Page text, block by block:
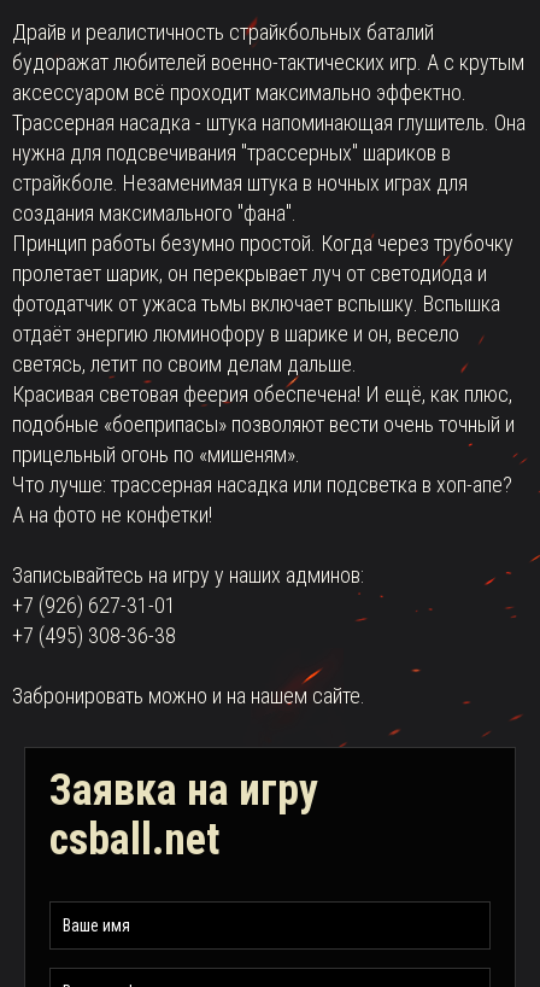
Драйв и реалистичность страйкбольных баталий
будоражат любителей военно-тактических игр. А с крутым
аксессуаром всё проходит максимально эффектно.
Трассерная насадка - штука напоминающая глушитель. Она
нужна для подсвечивания "трассерных" шариков в
страйкболе. Незаменимая штука в ночных играх для
создания максимального "фана".
Принцип работы безумно простой. Когда через трубочку
пролетает шарик, он перекрывает луч от светодиода и
фотодатчик от ужаса тьмы включает вспышку. Вспышка
отдаёт энергию люминофору в шарике и он, весело
светясь, летит по своим делам дальше.
Красивая световая феерия обеспечена! И ещё, как плюс,
подобные «боеприпасы» позволяют вести очень точный и
прицельный огонь по «мишеням».
Что лучше: трассерная насадка или подсветка в хоп-апе?
А на фото не конфетки!
Записывайтесь на игру у наших админов:
+7 (926) 627-31-01
+7 (495) 308-36-38
Забронировать можно и на нашем сайте.
Заявка на игру
csball.net